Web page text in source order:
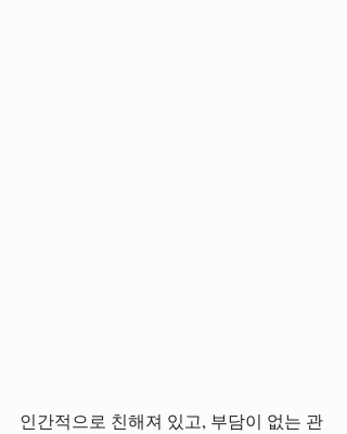
인간적으로 친해져 있고, 부담이 없는 관